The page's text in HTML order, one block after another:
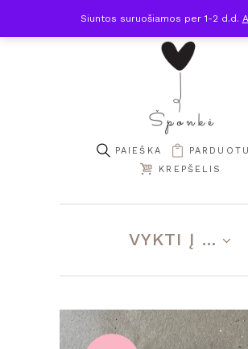
KREPŠELIS
VYKTI Į ...
Siuntos suruošiamos per 1-2 d.d.